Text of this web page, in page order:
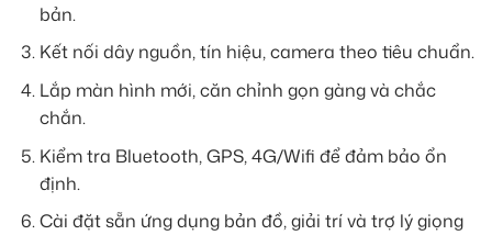
bản.
Kết nối dây nguồn, tín hiệu, camera theo tiêu chuẩn.
Lắp màn hình mới, căn chỉnh gọn gàng và chắc
chắn.
Kiểm tra Bluetooth, GPS, 4G/Wifi để đảm bảo ổn
định.
Cài đặt sẵn ứng dụng bản đồ, giải trí và trợ lý giọng